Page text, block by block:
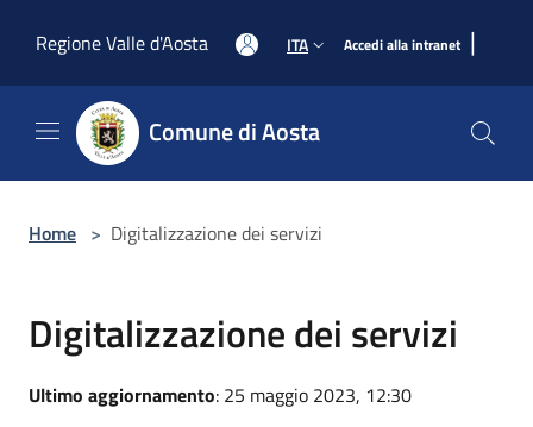
Regione Valle d'Aosta
ITA Accedi alla intranet |
Comune di Aosta
Home > Digitalizzazione dei servizi
Digitalizzazione dei servizi
Ultimo aggiornamento: 25 maggio 2023, 12:30